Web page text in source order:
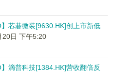
】芯碁微装[9630.HK]创上市新低
20日 下午5:20
】滴普科技[1384.HK]营收翻倍反